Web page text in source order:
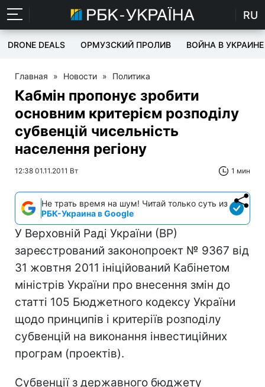
RU
DRONE DEALS ОРМУЗСКИЙ ПРОЛИВ ВОЙНА В УКРАИНЕ
Главная » Новости » Политика
Кабмін пропонує зробити
основним критерієм розподілу
субвенцій чисельність
населення регіону
12:38 01.11.2011 Вт 1 мин
Не трать время на шум! Читай только суть из
РБК-Украина в Google
У Верховній Раді України (ВР)
зареєстрований законопроект № 9367 від
31 жовтня 2011 ініційований Кабінетом
міністрів України про внесення змін до
статті 105 Бюджетного кодексу України
щодо принципів і критеріїв розподілу
субвенцій на виконання інвестиційних
програм (проектів).
Субвенції з державного бюджету